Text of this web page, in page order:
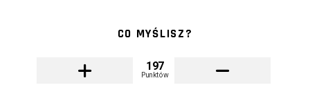
CO MYŚLISZ?
197
Punktów